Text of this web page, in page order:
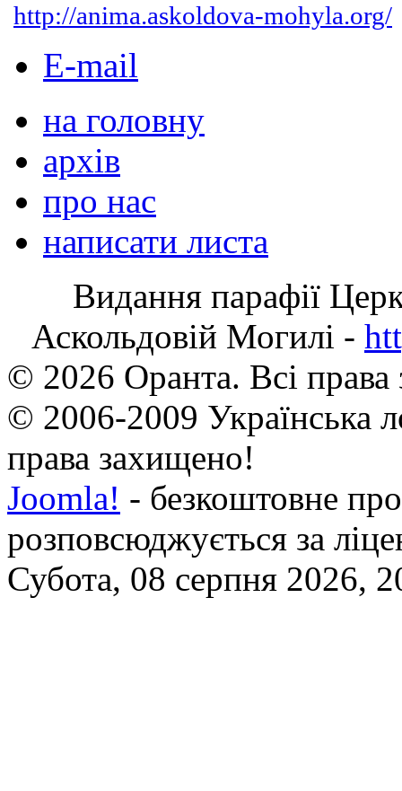
http://anima.askoldova-mohyla.org/
E-mail
на головну
архів
про нас
написати листа
Видання парафії
Аскольдовій Могилі -
© 2026 Оранта. Всі
© 2006-2009 Українська
права захищено!
Joomla! - безкоштовне
розповсюджується за
Субота, 08 серпня 2026,